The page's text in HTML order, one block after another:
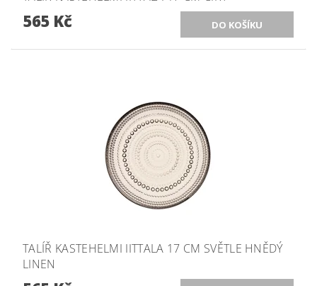
565 Kč
TALÍŘ KASTEHELMI IITTALA 17 CM SVĚTLE HNĚDÝ
LINEN